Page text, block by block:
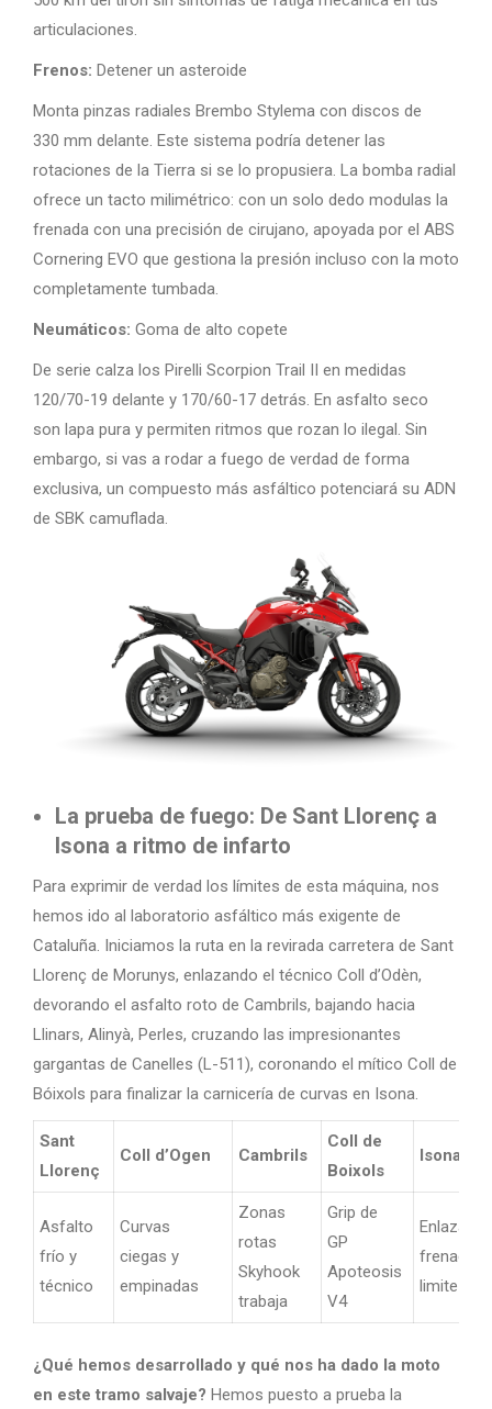
articulaciones.
Frenos: Detener un asteroide
Monta pinzas radiales Brembo Stylema con discos de
330 mm delante. Este sistema podría detener las
rotaciones de la Tierra si se lo propusiera. La bomba radial
ofrece un tacto milimétrico: con un solo dedo modulas la
frenada con una precisión de cirujano, apoyada por el ABS
Cornering EVO que gestiona la presión incluso con la moto
completamente tumbada.
Neumáticos: Goma de alto copete
De serie calza los Pirelli Scorpion Trail II en medidas
120/70-19 delante y 170/60-17 detrás. En asfalto seco
son lapa pura y permiten ritmos que rozan lo ilegal. Sin
embargo, si vas a rodar a fuego de verdad de forma
exclusiva, un compuesto más asfáltico potenciará su ADN
de SBK camuflada.
La prueba de fuego: De Sant Llorenç a
Isona a ritmo de infarto
Para exprimir de verdad los límites de esta máquina, nos
hemos ido al laboratorio asfáltico más exigente de
Cataluña. Iniciamos la ruta en la revirada carretera de Sant
Llorenç de Morunys, enlazando el técnico Coll d’Odèn,
devorando el asfalto roto de Cambrils, bajando hacia
Llinars, Alinyà, Perles, cruzando las impresionantes
gargantas de Canelles (L-511), coronando el mítico Coll de
Bóixols para finalizar la carnicería de curvas en Isona.
Sant
Llorenç
Coll d’Ogen Cambrils
Coll de
Boixols
Isona
Asfalto
frío y
técnico
Curvas
ciegas y
empinadas
Zonas
rotas
Skyhook
trabaja
Grip de
GP
Apoteosis
V4
frenadas
limite
¿Qué hemos desarrollado y qué nos ha dado la moto
en este tramo salvaje? Hemos puesto a prueba la